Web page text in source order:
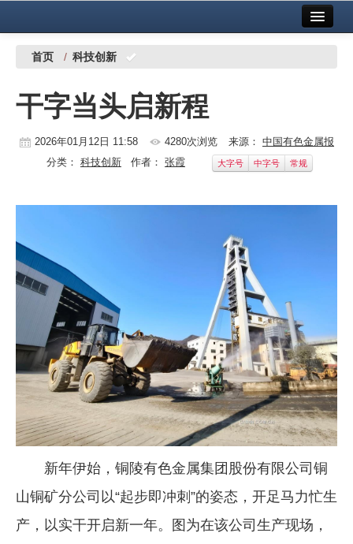
中国有色金属报社主办 广告服务
铜镍铅锌
铝
有色市场
镁钛
地矿 建设
党建工作
企业文化
《资源再生》杂志
行情报价
数字报
首页 / 科技创新
干字当头启新程
2026年01月12日 11:58 4280次浏览 来源： 中国有色金属报
分类： 科技创新 作者： 张霞 大字号 中字号 常规
新年伊始，铜陵有色金属集团股份有限公司铜
山铜矿分公司以“起步即冲刺”的姿态，开足马力忙生
产，以实干开启新一年。图为在该公司生产现场，